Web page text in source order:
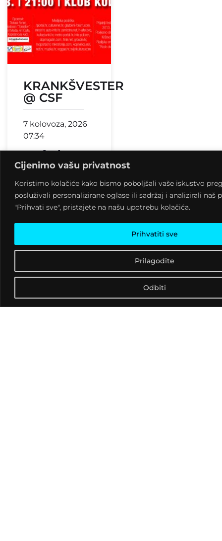
Cijenimo vašu privatnost
Koristimo kolačiće kako bismo poboljšali vaše iskustvo
posluživali personalizirane oglase ili sadržaj i analizirali naš
"Prihvati sve", pristajete na našu upotrebu kolačića.
Prilagodite
Odbiti
Prihvatiti sve
KRANKŠVESTER
@ CSF
7 kolovoza, 2026
07:34
Mažuranićev trg 1 48260,